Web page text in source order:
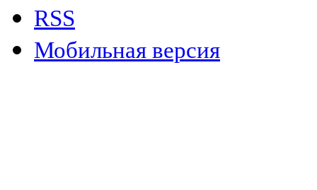
RSS
Мобильная версия